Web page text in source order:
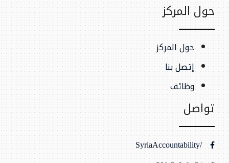
حول المركز
حول المركز
إتصل بنا
وظائف
تواصل
/SyriaAccountability